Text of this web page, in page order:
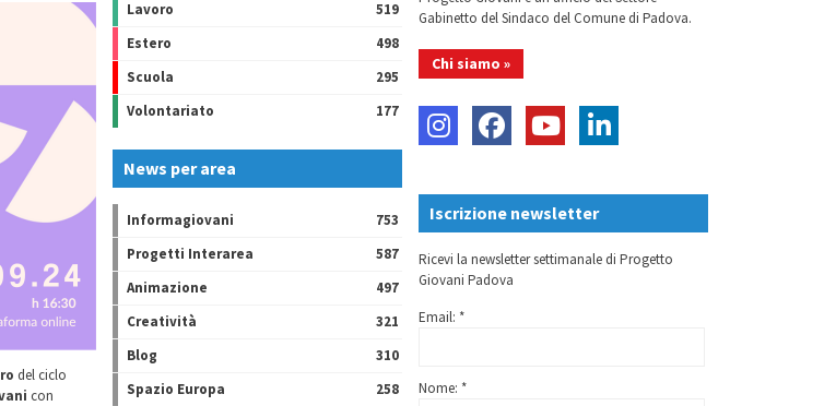
del ciclo
con
Lavoro
519
Estero
498
Scuola
295
Volontariato
177
News per area
Informagiovani
753
Progetti Interarea
587
Animazione
497
Creatività
321
Blog
310
Spazio Europa
258
Gabinetto del Sindaco del Comune di Padova.
Chi siamo »
Iscrizione newsletter
Ricevi la newsletter settimanale di Progetto
Giovani Padova
Email: *
Nome: *